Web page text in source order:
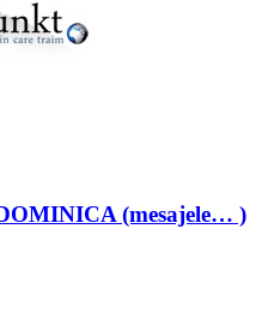
(mesajele… )